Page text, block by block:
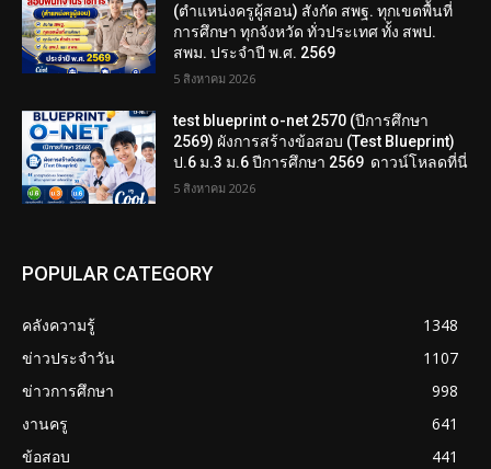
(ตำแหน่งครูผู้สอน) สังกัด สพฐ. ทุกเขตพื้นที่
การศึกษา ทุกจังหวัด ทั่วประเทศ ทั้ง สพป.
สพม. ประจำปี พ.ศ. 2569
5 สิงหาคม 2026
test blueprint o-net 2570 (ปีการศึกษา
2569) ผังการสร้างข้อสอบ (Test Blueprint)
ป.6 ม.3 ม.6 ปีการศึกษา 2569 ดาวน์โหลดที่นี่
5 สิงหาคม 2026
POPULAR CATEGORY
คลังความรู้
1348
ข่าวประจำวัน
1107
ข่าวการศึกษา
998
งานครู
641
ข้อสอบ
441